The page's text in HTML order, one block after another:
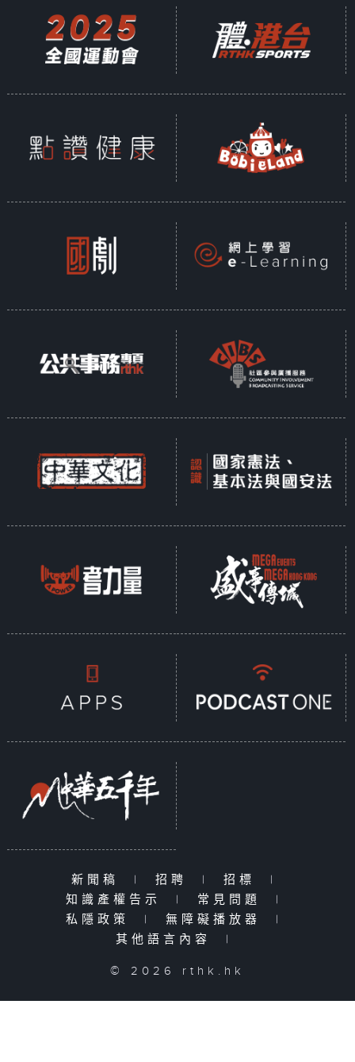
新聞稿 | 招聘 | 招標
|
知識產權告示
| 常見問題
|
私隱政策
| 無障礙播放器
|
其他語言內容
|
© 2026 rthk.hk